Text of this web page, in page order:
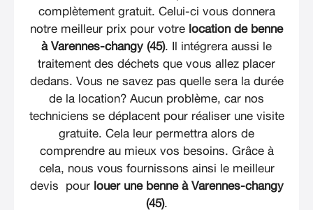
complètement gratuit. Celui-ci vous donnera
notre meilleur prix pour votre location de benne
à Varennes-changy (45). Il intégrera aussi le
traitement des déchets que vous allez placer
dedans. Vous ne savez pas quelle sera la durée
de la location? Aucun problème, car nos
techniciens se déplacent pour réaliser une visite
gratuite. Cela leur permettra alors de
comprendre au mieux vos besoins. Grâce à
cela, nous vous fournissons ainsi le meilleur
devis pour louer une benne à Varennes-changy
(45).